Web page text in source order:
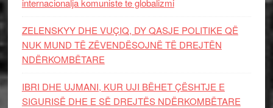
internacionalja komuniste te globalizmi
ZELENSKYY DHE VUÇIQ, DY QASJE POLITIKE QË
NUK MUND TË ZËVENDËSOJNË TË DREJTËN
NDËRKOMBËTARE
IBRI DHE UJMANI, KUR UJI BËHET ÇËSHTJE E
SIGURISË DHE E SË DREJTËS NDËRKOMBËTARE